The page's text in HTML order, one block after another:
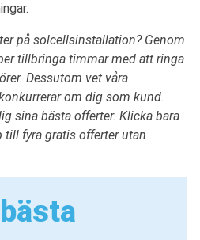
på solcellsinstallation? Genom
tillbringa timmar med att ringa
Dessutom vet våra
om dig som kund.
sina bästa offerter. Klicka bara
till fyra gratis offerter utan